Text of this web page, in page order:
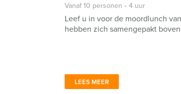
Vanaf 10 personen ‐ 4 uur
Leef u in voor de moordlunch
hebben zich samengepakt
LEES MEER